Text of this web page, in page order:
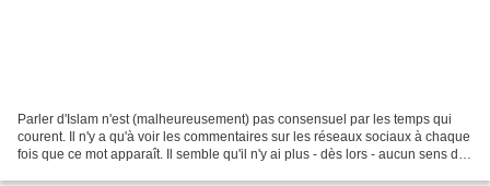
Parler d'Islam n'est (malheureusement) pas consensuel par les temps qui
courent. Il n'y a qu'à voir les commentaires sur les réseaux sociaux à chaque
fois que ce mot apparaît. Il semble qu'il n'y ai plus - dès lors - aucun sens de